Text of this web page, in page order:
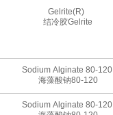
Gelrite(R)
结冷胶Gelrite
Sodium Alginate 80-120
海藻酸钠80-120
Sodium Alginate 80-120